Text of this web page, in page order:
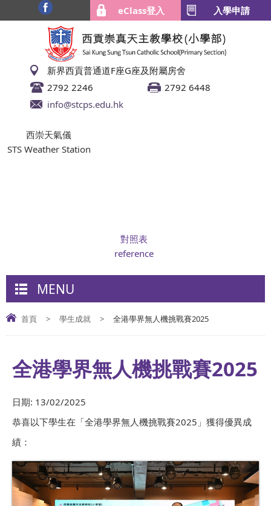
eClass登入 入學申請
新界西貢普通道F座G座及附屬房舍
2792 2246
2792 6448
info@stcps.edu.hk
西崇天氣儀
STS Weather Station
對照表
reference
MENU
首頁 > 學生成就 > 全港學界無人機挑戰賽2025
全港學界無人機挑戰賽2025
日期: 13/02/2025
恭喜以下學生在「全港學界無人機挑戰賽2025」獲得優異成
績：